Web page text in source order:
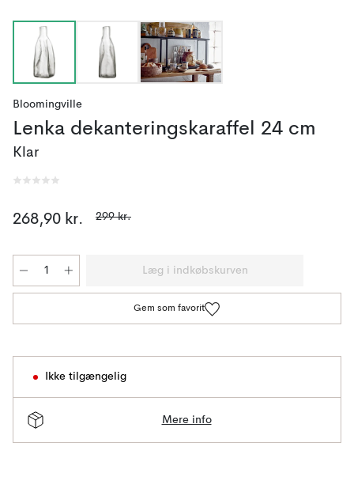
Bloomingville
Lenka dekanteringskaraffel 24 cm
Klar
268,90 kr. 299 kr.
Læg i indkøbskurven
Gem som favorit
Ikke tilgængelig
Mere info